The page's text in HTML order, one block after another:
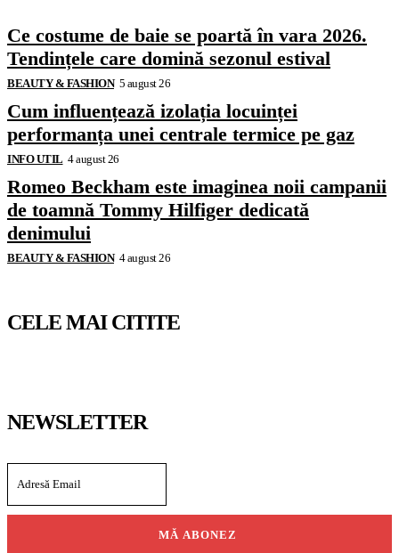
Ce costume de baie se poartă în vara 2026.
Tendințele care domină sezonul estival
BEAUTY & FASHION 5 august 26
Cum influențează izolația locuinței
performanța unei centrale termice pe gaz
INFO UTIL 4 august 26
Romeo Beckham este imaginea noii campanii
de toamnă Tommy Hilfiger dedicată
denimului
BEAUTY & FASHION 4 august 26
CELE MAI CITITE
NEWSLETTER
MĂ ABONEZ